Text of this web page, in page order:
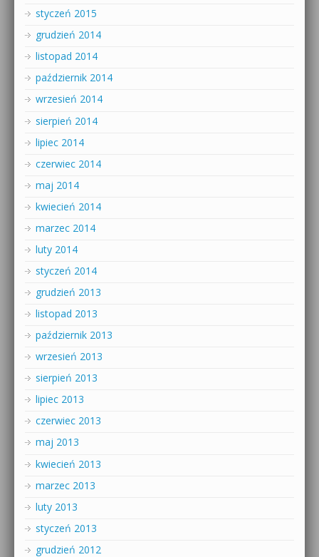
styczeń 2015
grudzień 2014
listopad 2014
październik 2014
wrzesień 2014
sierpień 2014
lipiec 2014
czerwiec 2014
maj 2014
kwiecień 2014
marzec 2014
luty 2014
styczeń 2014
grudzień 2013
listopad 2013
październik 2013
wrzesień 2013
sierpień 2013
lipiec 2013
czerwiec 2013
maj 2013
kwiecień 2013
marzec 2013
luty 2013
styczeń 2013
grudzień 2012